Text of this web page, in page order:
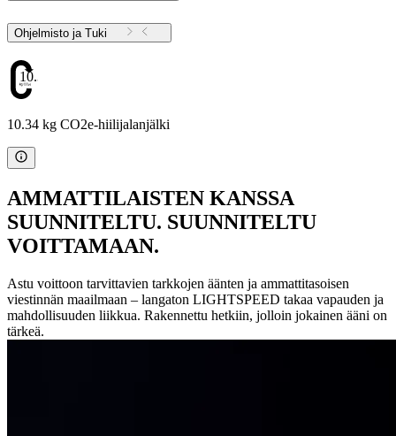
Ohjelmisto ja Tuki
10.34
10.34 kg CO2e-hiilijalanjälki
AMMATTILAISTEN KANSSA
SUUNNITELTU. SUUNNITELTU
VOITTAMAAN.
Astu voittoon tarvittavien tarkkojen äänten ja ammattitasoisen
viestinnän maailmaan – langaton LIGHTSPEED takaa vapauden ja
mahdollisuuden liikkua. Rakennettu hetkiin, jolloin jokainen ääni on
tärkeä.